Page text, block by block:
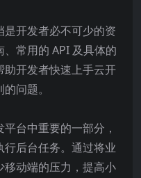
开发者必不可少的资
常用的 API 及具体的
开发者快速上手云开
问题。
台中重要的一部分，
后台任务。通过将业
动端的压力，提高小